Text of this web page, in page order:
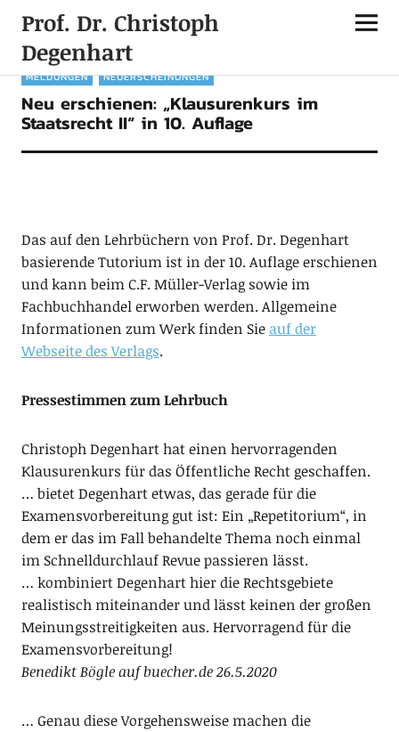
Prof. Dr. Christoph
Degenhart
MELDUNGEN NEUERSCHEINUNGEN
Neu erschienen: „Klausurenkurs im
Staatsrecht II“ in 10. Auflage
Das auf den Lehrbüchern von Prof. Dr. Degenhart
basierende Tutorium ist in der 10. Auflage erschienen
und kann beim C.F. Müller-Verlag sowie im
Fachbuchhandel erworben werden. Allgemeine
Informationen zum Werk finden Sie auf der
Webseite des Verlags.
Pressestimmen zum Lehrbuch
Christoph Degenhart hat einen hervorragenden
Klausurenkurs für das Öffentliche Recht geschaffen.
… bietet Degenhart etwas, das gerade für die
Examensvorbereitung gut ist: Ein „Repetitorium“, in
dem er das im Fall behandelte Thema noch einmal
im Schnelldurchlauf Revue passieren lässt.
… kombiniert Degenhart hier die Rechtsgebiete
realistisch miteinander und lässt keinen der großen
Meinungsstreitigkeiten aus. Hervorragend für die
Examensvorbereitung!
Benedikt Bögle auf buecher.de 26.5.2020
… Genau diese Vorgehensweise machen die